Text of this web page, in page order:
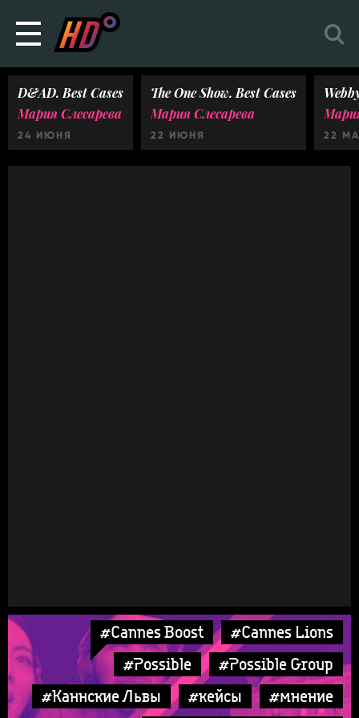
D&AD. Best Cases
Мария Слесарева
24 ИЮНЯ
The One Show. Best Cases
Мария Слесарева
22 ИЮНЯ 22
#Cannes Boost
#Cannes Lions
#Possible
#Possible Group
#Каннские Львы
#кейсы
#мнение